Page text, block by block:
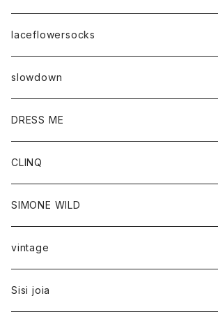
laceflowersocks
slowdown
DRESS ME
CLINQ
SIMONE WILD
vintage
Sisi joia